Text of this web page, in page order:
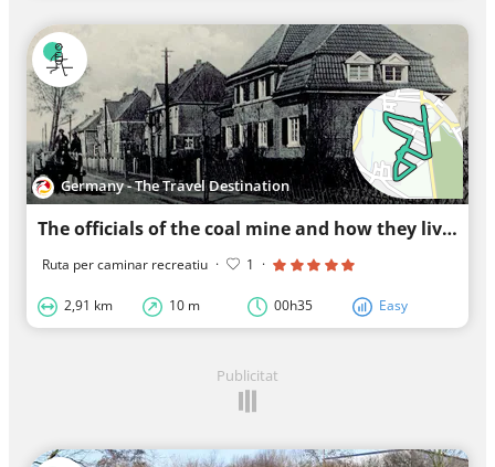
Germany - The Travel Destination
The officials of the coal mine and how they lived
Ruta per caminar recreatiu · 1 ·
2,91 km 10 m 00h35 Easy
Publicitat